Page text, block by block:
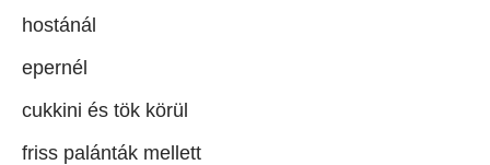
hostánál
epernél
cukkini és tök körül
friss palánták mellett